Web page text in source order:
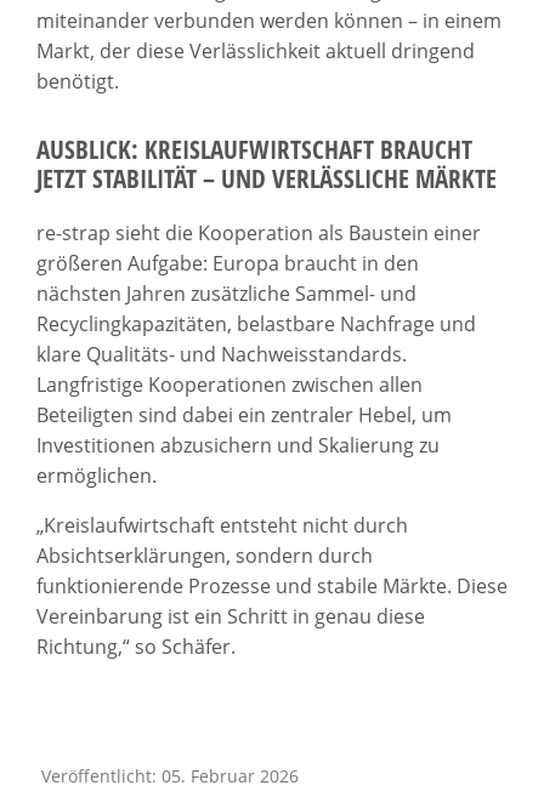
miteinander verbunden werden können – in einem
Markt, der diese Verlässlichkeit aktuell dringend
benötigt.
AUSBLICK: KREISLAUFWIRTSCHAFT BRAUCHT
JETZT STABILITÄT – UND VERLÄSSLICHE MÄRKTE
re-strap sieht die Kooperation als Baustein einer
größeren Aufgabe: Europa braucht in den
nächsten Jahren zusätzliche Sammel- und
Recyclingkapazitäten, belastbare Nachfrage und
klare Qualitäts- und Nachweisstandards.
Langfristige Kooperationen zwischen allen
Beteiligten sind dabei ein zentraler Hebel, um
Investitionen abzusichern und Skalierung zu
ermöglichen.
„Kreislaufwirtschaft entsteht nicht durch
Absichtserklärungen, sondern durch
funktionierende Prozesse und stabile Märkte. Diese
Vereinbarung ist ein Schritt in genau diese
Richtung,“ so Schäfer.
Veröffentlicht: 05. Februar 2026